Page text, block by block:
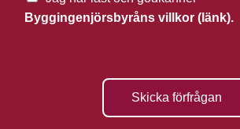
Byggingenjörsbyråns villkor (länk).
Skicka förfrågan